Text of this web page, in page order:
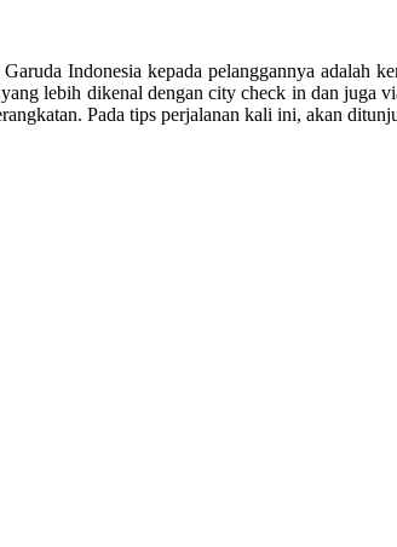
Indonesia kepada pelanggannya adalah
lebih dikenal dengan city check in dan
Pada tips perjalanan kali ini, akan